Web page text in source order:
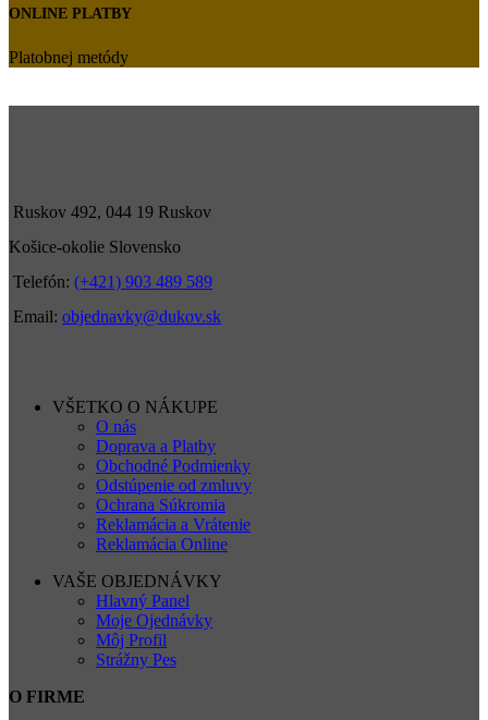
ONLINE PLATBY
Platobnej metódy
Ruskov 492, 044 19 Ruskov
Košice-okolie Slovensko
Telefón: (+421) 903 489 589
Email: objednavky@dukov.sk
VŠETKO O NÁKUPE
O nás
Doprava a Platby
Obchodné Podmienky
Odstúpenie od zmluvy
Ochrana Súkromia
Reklamácia a Vrátenie
Reklamácia Online
VAŠE OBJEDNÁVKY
Hlavný Panel
Moje Ojednávky
Môj Profil
Strážny Pes
O FIRME